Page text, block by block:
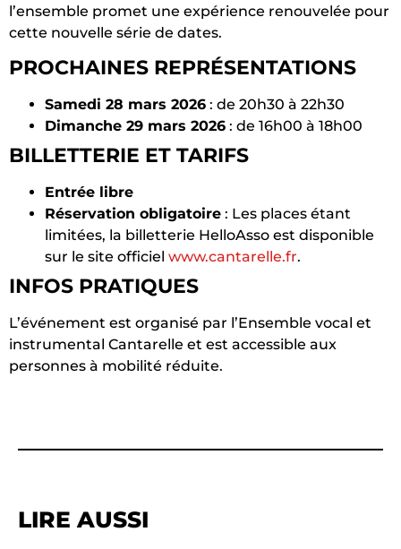
l’ensemble promet une expérience renouvelée pour
cette nouvelle série de dates.
PROCHAINES REPRÉSENTATIONS
Samedi 28 mars 2026 : de 20h30 à 22h30
Dimanche 29 mars 2026 : de 16h00 à 18h00
BILLETTERIE ET TARIFS
Entrée libre
Réservation obligatoire : Les places étant
limitées, la billetterie HelloAsso est disponible
sur le site officiel www.cantarelle.fr.
INFOS PRATIQUES
L’événement est organisé par l’Ensemble vocal et
instrumental Cantarelle et est accessible aux
personnes à mobilité réduite.
LIRE AUSSI